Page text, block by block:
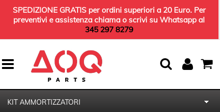
SPEDIZIONE GRATIS per ordini superiori a 20 Euro. Per
preventivi e assistenza chiama o scrivi su Whatsapp al
345 297 8279
KIT AMMORTIZZATORI